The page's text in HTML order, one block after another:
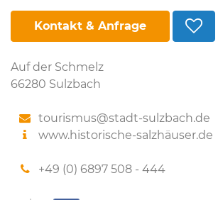
Kontakt & Anfrage
Auf der Schmelz
66280 Sulzbach
tourismus@stadt-sulzbach.de
www.historische-salzhäuser.de
+49 (0) 6897 508 - 444